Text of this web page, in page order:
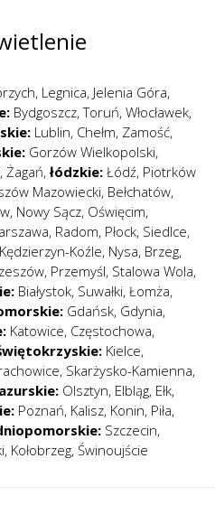
, Legnica, Jelenia Góra,
Bydgoszcz,Toruń, Włocławek,
Lublin, Chełm, Zamość,
Gorzów Wielkopolski,
, Żagań, łódzkie: Łódź, Piotrków
Mazowiecki, Bełchatów,
, Nowy Sącz, Oświęcim,
, Radom, Płock, Siedlce,
Kędzierzyn-Koźle, Nysa, Brzeg,
, Przemyśl, Stalowa Wola,
Białystok, Suwałki, Łomża,
Gdańsk, Gdynia,
Katowice, Częstochowa,
Kielce,
, Skarżysko-Kamienna,
Olsztyn, Elbląg, Ełk,
Poznań, Kalisz, Konin, Piła,
Szczecin,
, Kołobrzeg, Świnoujście